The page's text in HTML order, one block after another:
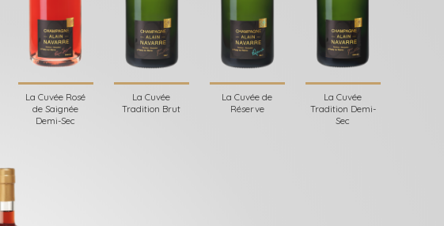
La Cuvée Rosé
de Saignée
Demi-Sec
La Cuvée
Tradition Brut
La Cuvée de
Réserve
La Cuvée
Tradition Demi-
Sec